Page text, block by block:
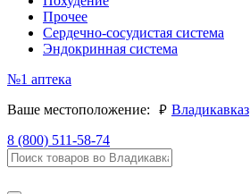
Прочее
Сердечно-сосудистая система
Эндокринная система
№1 аптека
Ваше местоположение:
руб. Владикавказ
8 (800) 511-58-74